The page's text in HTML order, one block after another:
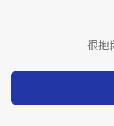
很抱